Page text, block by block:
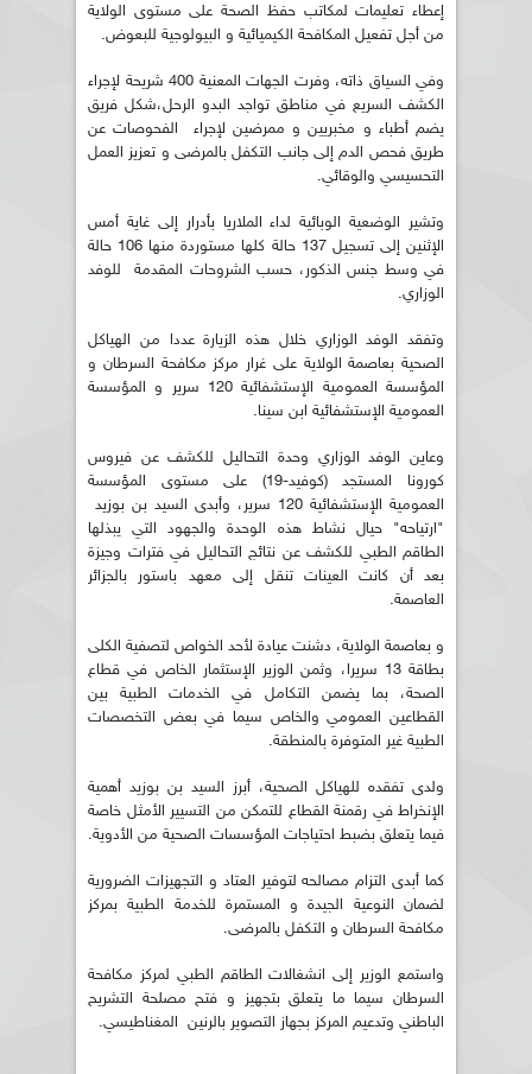
إعطاء تعليمات لمكاتب حفظ الصحة على مستوى الولاية
من أجل تفعيل المكافحة الكيميائية و البيولوجية للبعوض.
وفي السياق ذاته، وفرت الجهات المعنية 400 شريحة لإجراء
الكشف السريع في مناطق تواجد البدو الرحل،شكل فريق
يضم أطباء و مخبريين و ممرضين لإجراء الفحوصات عن
طريق فحص الدم إلى جانب التكفل بالمرضى و تعزيز العمل
التحسيسي والوقائي.
وتشير الوضعية الوبائية لداء الملاريا بأدرار إلى غاية أمس
الإثنين إلى تسجيل 137 حالة كلها مستوردة منها 106 حالة
في وسط جنس الذكور، حسب الشروحات المقدمة للوفد
الوزاري.
وتفقد الوفد الوزاري خلال هذه الزيارة عددا من الهياكل
الصحية بعاصمة الولاية على غرار مركز مكافحة السرطان و
المؤسسة العمومية الإستشفائية 120 سرير و المؤسسة
العمومية الإستشفائية ابن سينا.
وعاين الوفد الوزاري وحدة التحاليل للكشف عن فيروس
كورونا المستجد (كوفيد-19) على مستوى المؤسسة
العمومية الإستشفائية 120 سرير، وأبدى السيد بن بوزيد
"ارتياحه" حيال نشاط هذه الوحدة والجهود التي يبذلها
الطاقم الطبي للكشف عن نتائج التحاليل في فترات وجيزة
بعد أن كانت العينات تنقل إلى معهد باستور بالجزائر
العاصمة.
و بعاصمة الولاية، دشنت عيادة لأحد الخواص لتصفية الكلى
بطاقة 13 سريرا، وثمن الوزير الإستثمار الخاص في قطاع
الصحة، بما يضمن التكامل في الخدمات الطبية بين
القطاعين العمومي والخاص سيما في بعض التخصصات
الطبية غير المتوفرة بالمنطقة.
ولدى تفقده للهياكل الصحية، أبرز السيد بن بوزيد أهمية
الإنخراط في رقمنة القطاع للتمكن من التسيير الأمثل خاصة
فيما يتعلق بضبط احتياجات المؤسسات الصحية من الأدوية.
كما أبدى التزام مصالحه لتوفير العتاد و التجهيزات الضرورية
لضمان النوعية الجيدة و المستمرة للخدمة الطبية بمركز
مكافحة السرطان و التكفل بالمرضى.
واستمع الوزير إلى انشغالات الطاقم الطبي لمركز مكافحة
السرطان سيما ما يتعلق بتجهيز و فتح مصلحة التشريح
الباطني وتدعيم المركز بجهاز التصوير بالرنين المغناطيسي.